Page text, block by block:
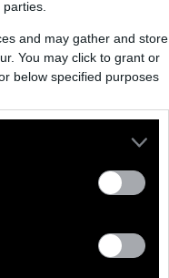
and may gather and store
You may click to grant or
below specified purposes